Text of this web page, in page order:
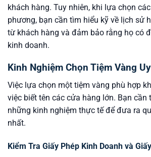
khách hàng. Tuy nhiên, khi lựa chọn
phương, bạn cần tìm hiểu kỹ về lịch sử
từ khách hàng và đảm bảo rằng họ có
kinh doanh.
Kinh Nghiệm Chọn Tiệm Vàng
Việc lựa chọn một tiệm vàng phù hợp
việc biết tên các cửa hàng lớn. Bạn cần
những kinh nghiệm thực tế để đưa ra
nhất.
Kiểm Tra Giấy Phép Kinh Doanh và